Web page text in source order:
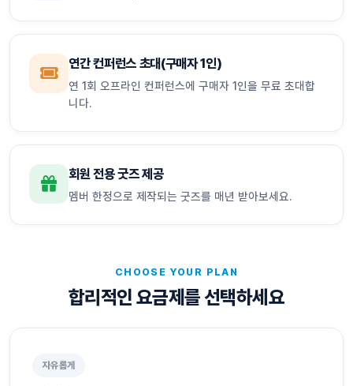
연간 컨퍼런스 초대(구매자 1인)
연 1회 오프라인 컨퍼런스에 구매자 1인을 무료 초대합
니다.
회원 전용 굿즈 제공
멤버 한정으로 제작되는 굿즈를 매년 받아보세요.
CHOOSE YOUR PLAN
합리적인 요금제를 선택하세요
자유롭게